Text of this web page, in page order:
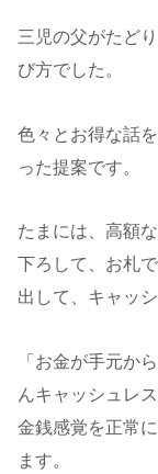
三児の父がたど
び方でした。
色々とお得な話
った提案です。
たまには、高額
下ろして、お札
出して、キャッ
「お金が手元か
んキャッシュレ
金銭感覚を正常
ます。